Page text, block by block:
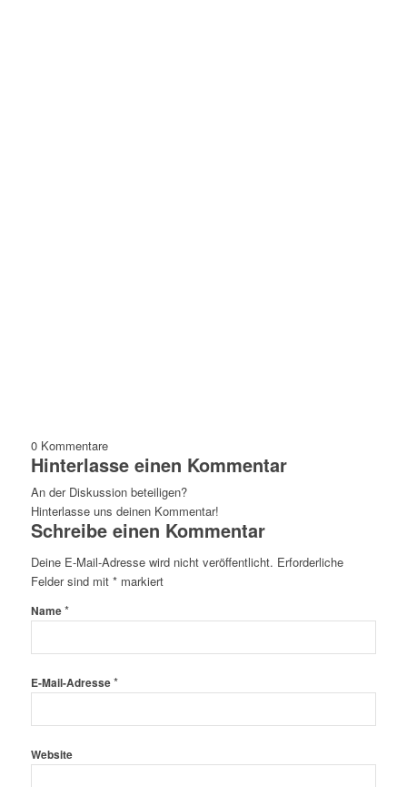
0 Kommentare
Hinterlasse einen Kommentar
An der Diskussion beteiligen?
Hinterlasse uns deinen Kommentar!
Schreibe einen Kommentar
Deine E-Mail-Adresse wird nicht veröffentlicht. Erforderliche
Felder sind mit *markiert
Name*
E-Mail-Adresse*
Website